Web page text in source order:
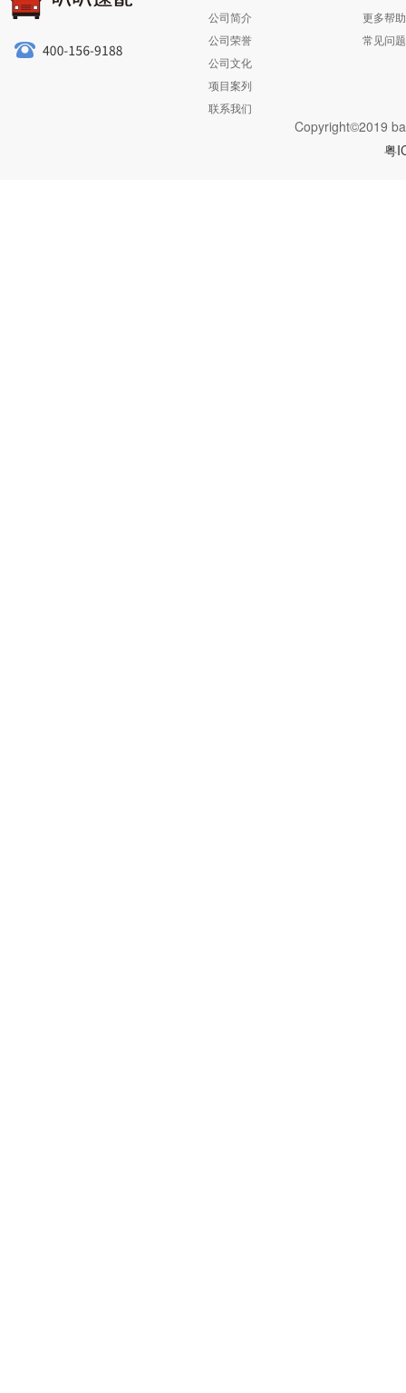
公司简介
公司荣誉
公司文化
项目案列
联系我们
更多帮助
常见问题
Copyright©2019
粤